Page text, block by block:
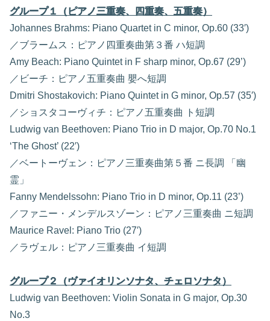
グループ１（ピアノ三重奏、四重奏、五重奏）
Johannes Brahms: Piano Quartet in C minor, Op.60 (33′)
／ブラームス：ピアノ四重奏曲第３番 ハ短調
Amy Beach: Piano Quintet in F sharp minor, Op.67 (29’)
／ビーチ：ピアノ五重奏曲 嬰へ短調
Dmitri Shostakovich: Piano Quintet in G minor, Op.57 (35′)
／ショスタコーヴィチ：ピアノ五重奏曲 ト短調
Ludwig van Beethoven: Piano Trio in D major, Op.70 No.1
‘The Ghost’ (22′)
／ベートーヴェン：ピアノ三重奏曲第５番 ニ長調 「幽
霊」
Fanny Mendelssohn: Piano Trio in D minor, Op.11 (23’)
／ファニー・メンデルスゾーン：ピアノ三重奏曲 ニ短調
Maurice Ravel: Piano Trio (27′)
／ラヴェル：ピアノ三重奏曲 イ短調
グループ２（ヴァイオリンソナタ、チェロソナタ）
Ludwig van Beethoven: Violin Sonata in G major, Op.30
No.3